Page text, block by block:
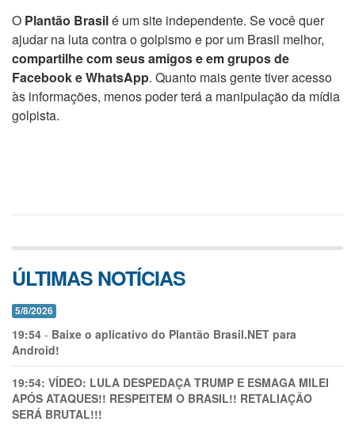
O Plantão Brasilé um site independente. Se você quer
ajudar na luta contra o golpismo e por um Brasil melhor,
compartilhe com seus amigos e em grupos de
Facebook e WhatsApp. Quanto mais gente tiver acesso
às informações, menos poder terá a manipulação da mídia
golpista.
ÚLTIMAS NOTÍCIAS
5/8/2026
19:54 - Baixe o aplicativo do Plantão Brasil.NET para
Android!
19:54: VÍDEO: LULA DESPEDAÇA TRUMP E ESMAGA MILEI
APÓS ATAQUES!! RESPEITEM O BRASIL!! RETALIAÇÃO
SERÁ BRUTAL!!!